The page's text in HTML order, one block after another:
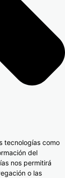
tecnologías como
del
nos permitirá
o las